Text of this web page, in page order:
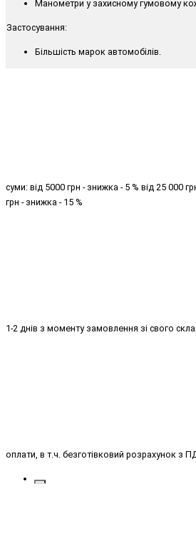
Манометри у захисному гумовому
Застосування:
Більшість марок автомобілів.
суми: від 5000 грн - знижка - 5 % від 25 000
грн - знижка - 15 %
1-2 днів з моменту замовлення зі свого
оплати, в т.ч. безготівковий розрахунок з